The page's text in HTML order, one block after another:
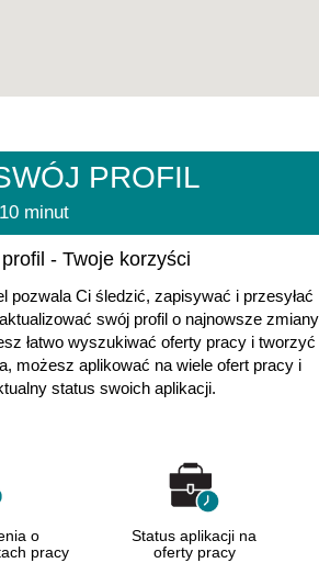
PROFIL
minut
- Twoje korzyści
pozwala Ci śledzić, zapisywać i przesyłać
swój profil o najnowsze zmiany
łatwo wyszukiwać oferty pracy i tworzyć
możesz aplikować na wiele ofert pracy i
status swoich aplikacji.
o
pracy
Status aplikacji na
oferty pracy